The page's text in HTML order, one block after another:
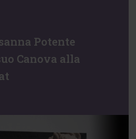
Potente
Canova alla